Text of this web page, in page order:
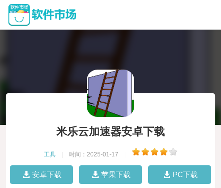
米乐云加速器安卓下载
工具 时间：2025-01-17
安卓下载 苹果下载 PC下载